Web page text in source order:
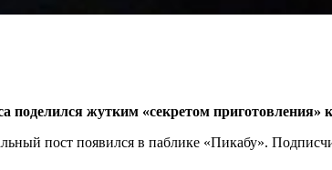
поделился жутким «секретом приготовления»
пост появился в паблике «Пикабу». Подписчик